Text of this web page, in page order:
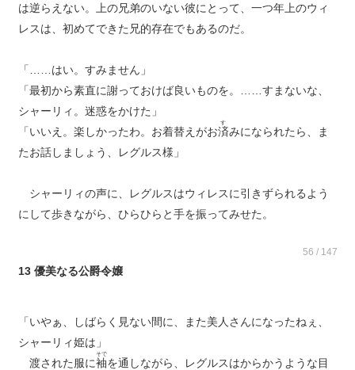
は逆らえない。上の兄弟のいない彼にとって、一つ年上のウィ
レスは、初めてできた兄的存在でもあるのだ。
「……はい。すみません」
「最初から素直に謝っておけば良いものを。……すまないな、
シャーリィ。迷惑をかけた」
「いいえ。楽しかったわ。お着替えがお済
す
みになられたら、ま
たお話しましょう、レグルス様」
シャーリィの声に、レグルスはウィレスに引きずられるよう
にして歩きながら、ひらひらと手を振ってみせた。
56 / 147
13 優美なる公爵令嬢
「いやぁ、しばらく見ない間に、また美人さんになったねぇ、
シャーリィ姫は」
渡された服に袖
そで
を通しながら、レグルスはからかうような目